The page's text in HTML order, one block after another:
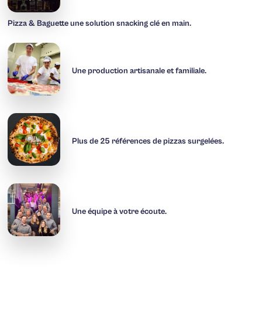
Pizza & Baguette une solution snacking clé en main.
Une production artisanale et familiale.
Plus de 25 références de pizzas surgelées.
Une équipe à votre écoute.